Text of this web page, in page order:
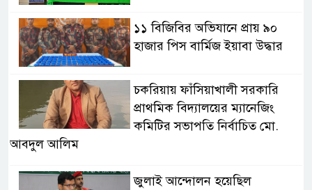
১১ বিজিবির অভিযানে প্রায় ৯০
হাজার পিস বার্মিজ ইয়াবা উদ্ধার
চকরিয়ায় ফাঁসিয়াখালী সরকারি
প্রাথমিক বিদ্যালয়ের ম্যানেজিং
কমিটির সভাপতি নির্বাচিত মো.
আবদুল আলিম
জুলাই আন্দোলন হয়েছিল